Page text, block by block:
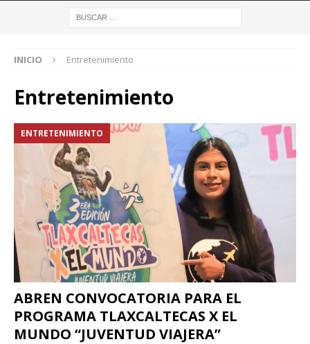
INICIO Entretenimiento
Entretenimiento
ENTRETENIMIENTO
ABREN CONVOCATORIA PARA EL
PROGRAMA TLAXCALTECAS X EL
MUNDO “JUVENTUD VIAJERA”